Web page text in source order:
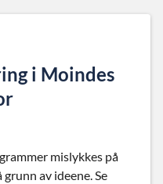
i Moindes
mislykkes på
av ideene. Se